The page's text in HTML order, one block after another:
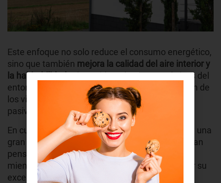
Este enfoque no solo reduce el consumo energético,
sino que también mejora la calidad del aire interior y
la habitabilidad.Al considerar las características del
entorno, como la trayectoria del sol o la dirección de
los vientos, se pueden implementar soluciones
pasivas muy efectivas.
En cuanto a los tipos de vivienda sostenible, hay una
gran variedad. Las
casas bioclimáticas se diseñan
pensando en el aprovechamiento del entorno,
mientras que las
casas de maderadestacan por su
excelente aislamiento térmico y acústico.